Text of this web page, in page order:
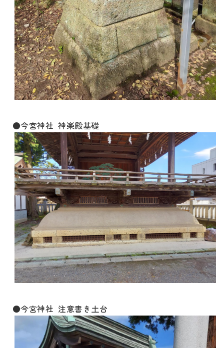
●今宮神社 神楽殿基礎
●今宮神社 注意書き土台